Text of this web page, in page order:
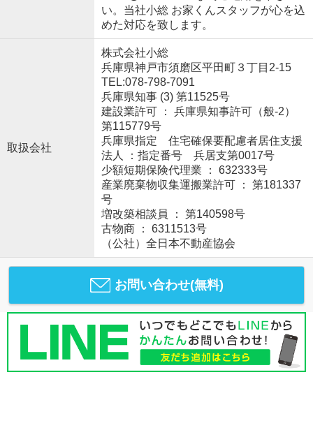
い。当社小総 お家くんスタッフが心を込
めた対応を致します。
取扱会社
株式会社小総
兵庫県神戸市須磨区平田町３丁目2-15
TEL:078-798-7091
兵庫県知事 (3) 第11525号
建設業許可 ： 兵庫県知事許可（般-2）
第115779号
兵庫県指定 住宅確保要配慮者居住支援
法人 ：指定番号 兵居支第0017号
少額短期保険代理業 ： 632333号
産業廃棄物収集運搬業許可 ： 第181337
号
増改築相談員 ： 第140598号
古物商 ： 6311513号
（公社）全日本不動産協会
お問い合わせ(無料)